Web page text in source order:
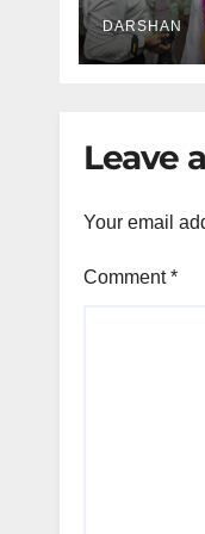
DARSHAN
Leave
Your email
Comment*